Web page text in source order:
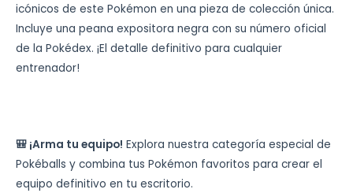
icónicos de este Pokémon en una pieza de colección única.
Incluye una peana expositora negra con su número oficial
de la Pokédex. ¡El detalle definitivo para cualquier
entrenador!
🎒 ¡Arma tu equipo! Explora nuestra categoría especial de
Pokéballs y combina tus Pokémon favoritos para crear el
equipo definitivo en tu escritorio.